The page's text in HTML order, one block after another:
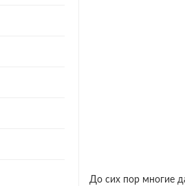
До сих пор многие